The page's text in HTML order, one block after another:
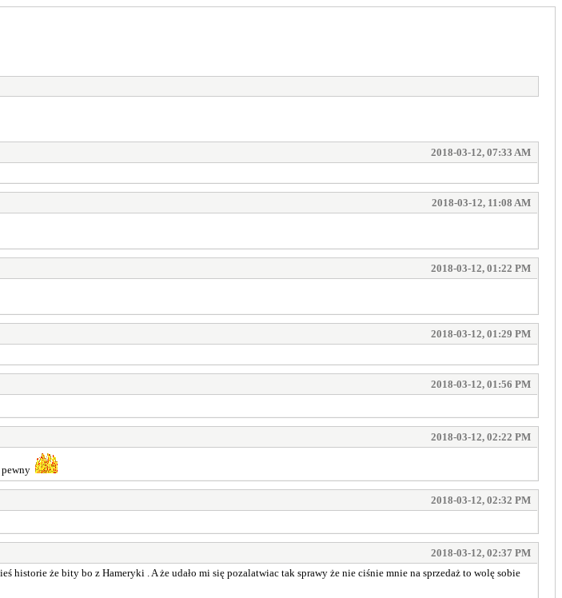
2018-03-12, 07:33 AM
2018-03-12, 11:08 AM
2018-03-12, 01:22 PM
2018-03-12, 01:29 PM
2018-03-12, 01:56 PM
2018-03-12, 02:22 PM
2018-03-12, 02:32 PM
2018-03-12, 02:37 PM
że bity bo z Hameryki . A że udało mi się pozalatwiac tak sprawy że nie ciśnie mnie na sprzedaż to wolę sobie